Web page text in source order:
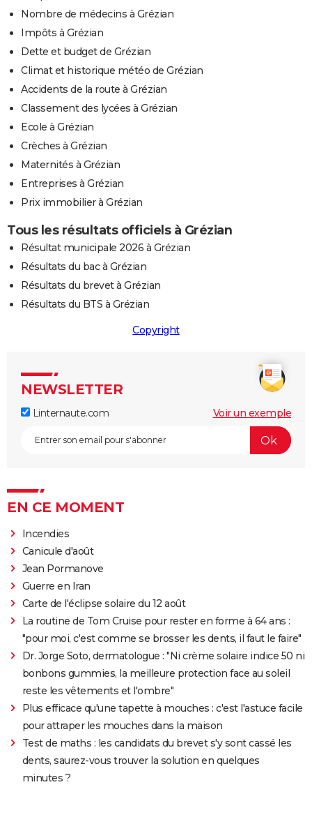
Nombre de médecins à Grézian
Impôts à Grézian
Dette et budget de Grézian
Climat et historique météo de Grézian
Accidents de la route à Grézian
Classement des lycées à Grézian
Ecole à Grézian
Crèches à Grézian
Maternités à Grézian
Entreprises à Grézian
Prix immobilier à Grézian
Tous les résultats officiels à Grézian
Résultat municipale 2026 à Grézian
Résultats du bac à Grézian
Résultats du brevet à Grézian
Résultats du BTS à Grézian
Copyright
NEWSLETTER
Linternaute.com Voir un exemple
EN CE MOMENT
Incendies
Canicule d'août
Jean Pormanove
Guerre en Iran
Carte de l'éclipse solaire du 12 août
La routine de Tom Cruise pour rester en forme à 64 ans :
"pour moi, c'est comme se brosser les dents, il faut le faire"
Dr. Jorge Soto, dermatologue : "Ni crème solaire indice 50 ni
bonbons gummies, la meilleure protection face au soleil
reste les vêtements et l'ombre"
Plus efficace qu'une tapette à mouches : c'est l'astuce facile
pour attraper les mouches dans la maison
Test de maths : les candidats du brevet s'y sont cassé les
dents, saurez-vous trouver la solution en quelques
minutes ?